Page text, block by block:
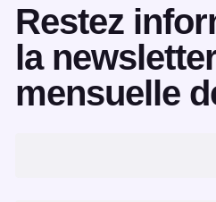
Restez
la
mensuelle